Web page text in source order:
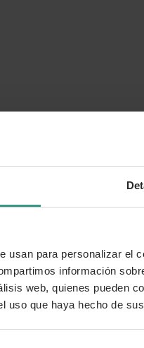
usan para personalizar el
información
web, quienes pueden
uso que haya hecho de